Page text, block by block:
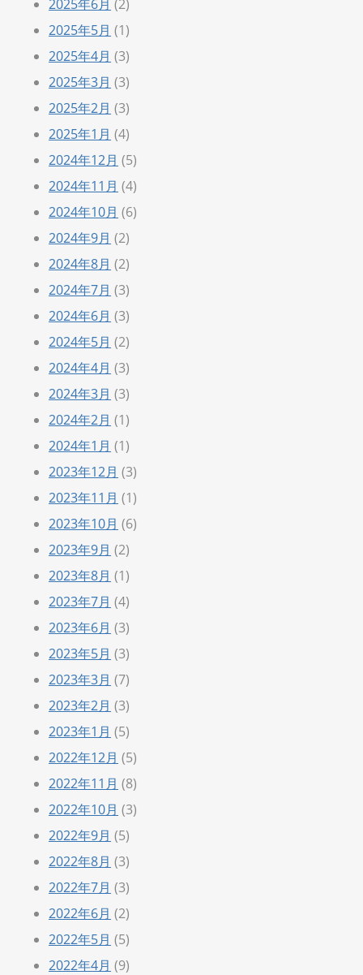
2025年6月 (2)
2025年5月 (1)
2025年4月 (3)
2025年3月 (3)
2025年2月 (3)
2025年1月 (4)
2024年12月 (5)
2024年11月 (4)
2024年10月 (6)
2024年9月 (2)
2024年8月 (2)
2024年7月 (3)
2024年6月 (3)
2024年5月 (2)
2024年4月 (3)
2024年3月 (3)
2024年2月 (1)
2024年1月 (1)
2023年12月 (3)
2023年11月 (1)
2023年10月 (6)
2023年9月 (2)
2023年8月 (1)
2023年7月 (4)
2023年6月 (3)
2023年5月 (3)
2023年3月 (7)
2023年2月 (3)
2023年1月 (5)
2022年12月 (5)
2022年11月 (8)
2022年10月 (3)
2022年9月 (5)
2022年8月 (3)
2022年7月 (3)
2022年6月 (2)
2022年5月 (5)
2022年4月 (9)